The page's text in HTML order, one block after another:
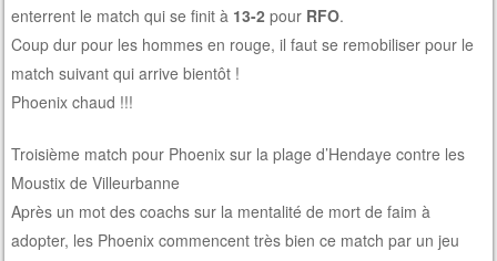
enterrent le match qui se finit à 13-2 pour RFO.
Coup dur pour les hommes en rouge, il faut se remobiliser pour le
match suivant qui arrive bientôt !
Phoenix chaud !!!
Troisième match pour Phoenix sur la plage d’Hendaye contre les
Moustix de Villeurbanne
Après un mot des coachs sur la mentalité de mort de faim à
adopter, les Phoenix commencent très bien ce match par un jeu